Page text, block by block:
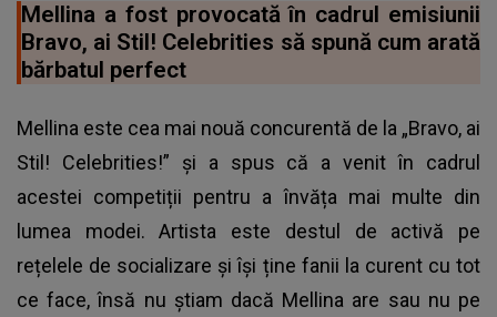
Mellina a fost provocată în cadrul emisiunii
Bravo, ai Stil! Celebrities să spună cum arată
bărbatul perfect
Mellina este cea mai nouă concurentă de la „Bravo, ai
Stil! Celebrities!” și a spus că a venit în cadrul
acestei competiții pentru a învăța mai multe din
lumea modei. Artista este destul de activă pe
rețelele de socializare și își ține fanii la curent cu tot
ce face, însă nu știam dacă Mellina are sau nu pe